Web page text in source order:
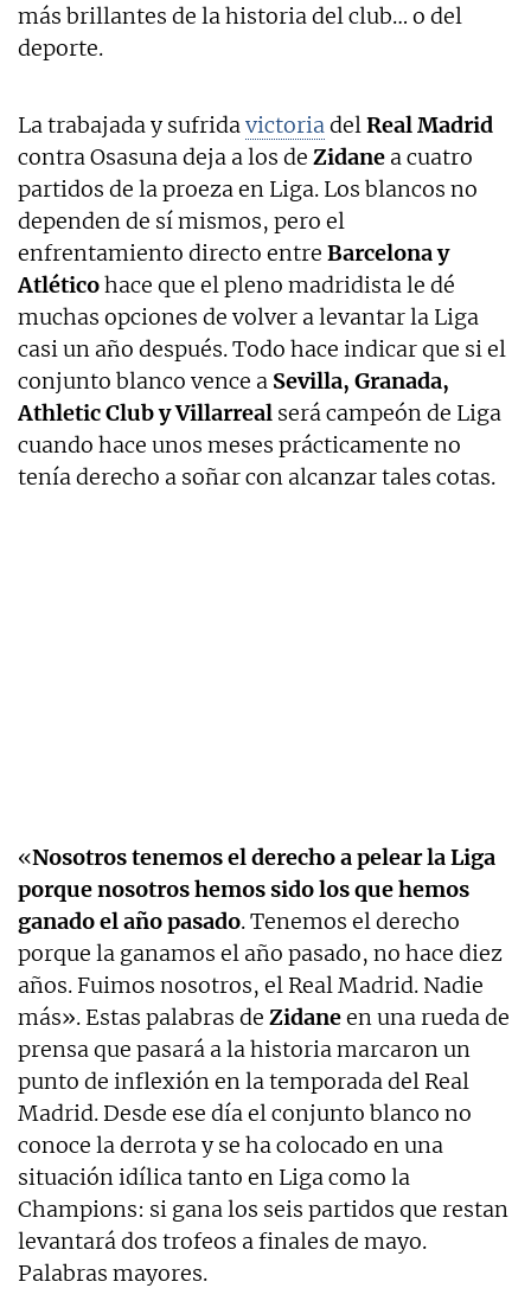
más brillantes de la historia del club… o del
deporte.
La trabajada y sufridavictoriadelReal Madrid
contra Osasuna deja a los de Zidane a cuatro
partidos de la proeza en Liga. Los blancos no
dependen de sí mismos, pero el
enfrentamiento directo entre Barcelona y
Atléticohace que el pleno madridista le dé
muchas opciones de volver a levantar la Liga
casi un año después. Todo hace indicar que si el
conjunto blanco vence a Sevilla, Granada,
Athletic Club y Villarreal será campeón de Liga
cuando hace unos meses prácticamente no
tenía derecho a soñar con alcanzar tales cotas.
«Nosotros tenemos el derecho a pelear la Liga
porque nosotros hemos sido los que hemos
ganado el año pasado. Tenemos el derecho
porque la ganamos el año pasado, no hace diez
años. Fuimos nosotros, el Real Madrid. Nadie
más». Estas palabras de Zidaneen una rueda de
prensa que pasará a la historia marcaron un
punto de inflexión en la temporada del Real
Madrid. Desde ese día el conjunto blanco no
conoce la derrota y se ha colocado en una
situación idílica tanto en Liga como la
Champions: si gana los seis partidos que restan
levantará dos trofeos a finales de mayo.
Palabras mayores.